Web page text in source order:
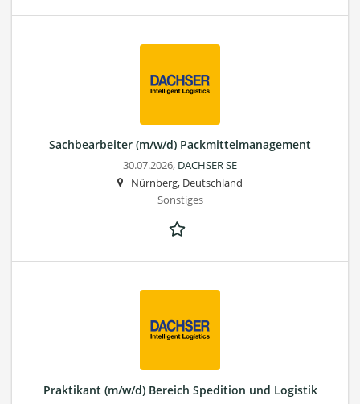
Sachbearbeiter (m/w/d) Packmittelmanagement
30.07.2026, DACHSER SE
Nürnberg, Deutschland
Sonstiges
Praktikant (m/w/d) Bereich Spedition und Logistik